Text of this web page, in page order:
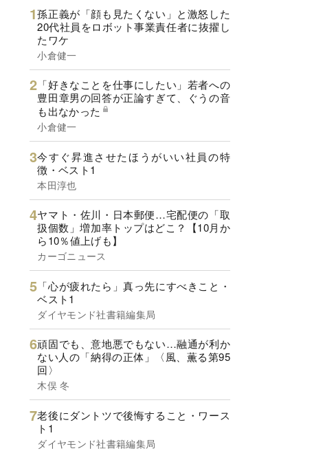
孫正義が「顔も見たくない」と激怒した
20代社員をロボット事業責任者に抜擢し
たワケ
小倉健一
「好きなことを仕事にしたい」若者への
豊田章男の回答が正論すぎて、ぐうの音
も出なかった
小倉健一
今すぐ昇進させたほうがいい社員の特
徴・ベスト1
本田淳也
ヤマト・佐川・日本郵便…宅配便の「取
扱個数」増加率トップはどこ？【10月か
ら10％値上げも】
カーゴニュース
「心が疲れたら」真っ先にすべきこと・
ベスト1
ダイヤモンド社書籍編集局
頑固でも、意地悪でもない…融通が利か
ない人の「納得の正体」〈風、薫る第95
回〉
木俣 冬
老後にダントツで後悔すること・ワース
ト1
ダイヤモンド社書籍編集局